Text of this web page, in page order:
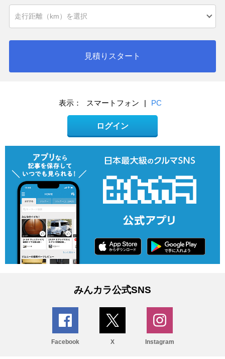
見積りスタート
表示： スマートフォン | PC
ログイン
みんカラ公式SNS
Facebook X Instagram